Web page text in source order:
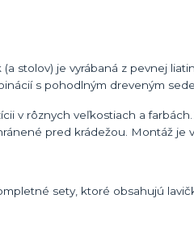
stolov) je vyrábaná z pevnej
s pohodlným dreveným
v rôznych veľkostiach a
pred krádežou. Montáž je
sety, ktoré obsahujú